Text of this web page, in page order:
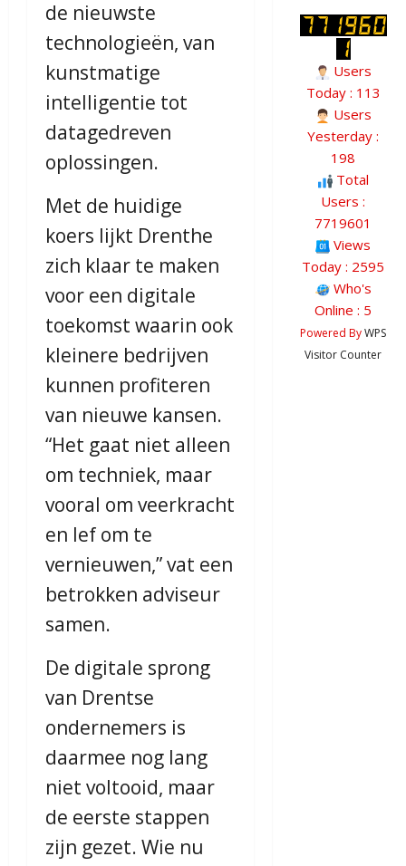
de nieuwste
technologieën, van
kunstmatige
intelligentie tot
datagedreven
oplossingen.
Met de huidige
koers lijkt Drenthe
zich klaar te maken
voor een digitale
toekomst waarin ook
kleinere bedrijven
kunnen profiteren
van nieuwe kansen.
“Het gaat niet alleen
om techniek, maar
vooral om veerkracht
en lef om te
vernieuwen,” vat een
betrokken adviseur
samen.
De digitale sprong
van Drentse
ondernemers is
daarmee nog lang
niet voltooid, maar
de eerste stappen
zijn gezet. Wie nu
Users
Today : 113
Users
Yesterday :
198
Total
Users :
7719601
Views
Today : 2595
Who's
Online : 5
Powered ByWPS
Visitor Counter